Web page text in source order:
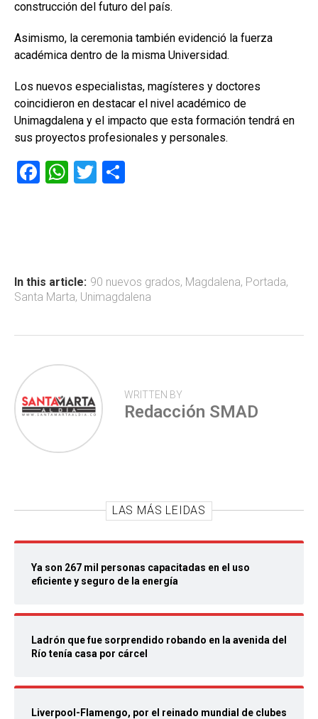
construcción del futuro del país.
Asimismo, la ceremonia también evidenció la fuerza
académica dentro de la misma Universidad.
Los nuevos especialistas, magísteres y doctores
coincidieron en destacar el nivel académico de
Unimagdalena y el impacto que esta formación tendrá en
sus proyectos profesionales y personales.
F
ok
W
p
p
T
tir
In this article: 90 nuevos grados, Magdalena, Portada,
Santa Marta, Unimagdalena
WRITTEN BY
Redacción SMAD
LAS MÁS LEIDAS
Ya son 267 mil personas capacitadas en el uso
eficiente y seguro de la energía
Ladrón que fue sorprendido robando en la avenida del
Río tenía casa por cárcel
Liverpool-Flamengo, por el reinado mundial de clubes